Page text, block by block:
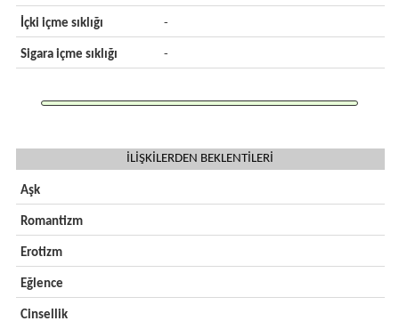
İçki içme sıklığı -
Sigara içme sıklığı -
İLİŞKİLERDEN BEKLENTİLERİ
Aşk
Romantizm
Erotizm
Eğlence
Cinsellik